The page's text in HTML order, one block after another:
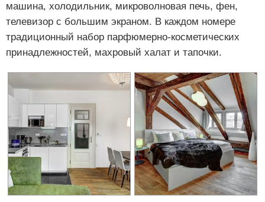
машина, холодильник, микроволновая печь, фен,
телевизор с большим экраном. В каждом номере
традиционный набор парфюмерно-косметических
принадлежностей, махровый халат и тапочки.